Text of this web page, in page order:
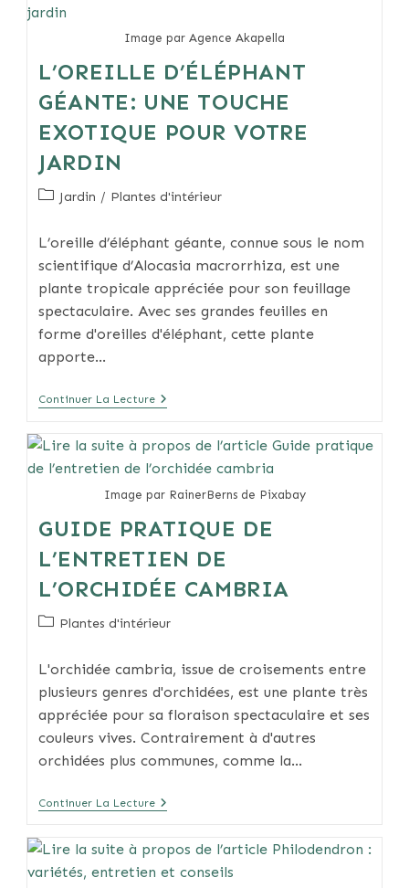
Sang
Image par Agence Akapella
L’OREILLE D’ÉLÉPHANT
GÉANTE: UNE TOUCHE
EXOTIQUE POUR VOTRE
JARDIN
PostJardin / Plantes d'intérieur
L’oreille d’éléphant géante, connue sous le nom
scientifique d’Alocasia macrorrhiza, est une
plante tropicale appréciée pour son feuillage
spectaculaire. Avec ses grandes feuilles en
forme d'oreilles d'éléphant, cette plante
apporte…
Continuer La LectureL’oreille
D’éléphant
Une
Touche
Exotique
Votre
Image par RainerBerns de Pixabay
GUIDE PRATIQUE DE
L’ENTRETIEN DE
L’ORCHIDÉE CAMBRIA
PostPlantes d'intérieur
L'orchidée cambria, issue de croisements entre
plusieurs genres d'orchidées, est une plante très
appréciée pour sa floraison spectaculaire et ses
couleurs vives. Contrairement à d'autres
orchidées plus communes, comme la…
Continuer La LectureGuide
L’entretien
De
L’orchidée